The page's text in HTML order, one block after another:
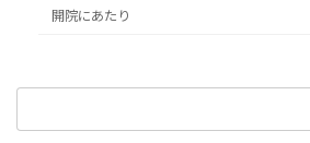
開院にあたり